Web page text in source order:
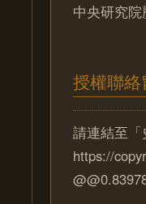
中央研究
授權聯絡
請連結至
https://